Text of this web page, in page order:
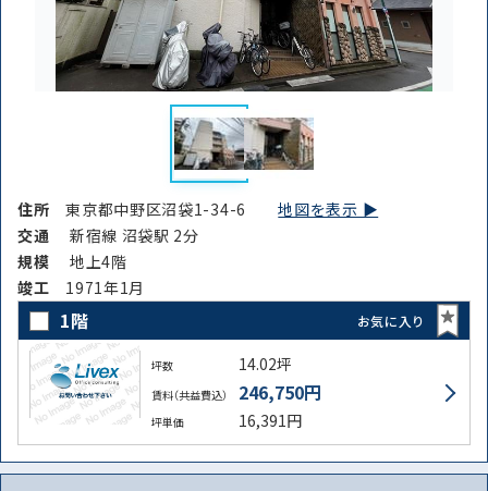
住所東京都中野区沼袋1-34-6地図を表示 ▶︎
交通
新宿線 沼袋駅 2分
規模
地上4階
竣⼯ 1971年1月
1階 お気に入り
坪数 14.02坪
賃料（共益費込） 246,750円
坪単価 16,391円